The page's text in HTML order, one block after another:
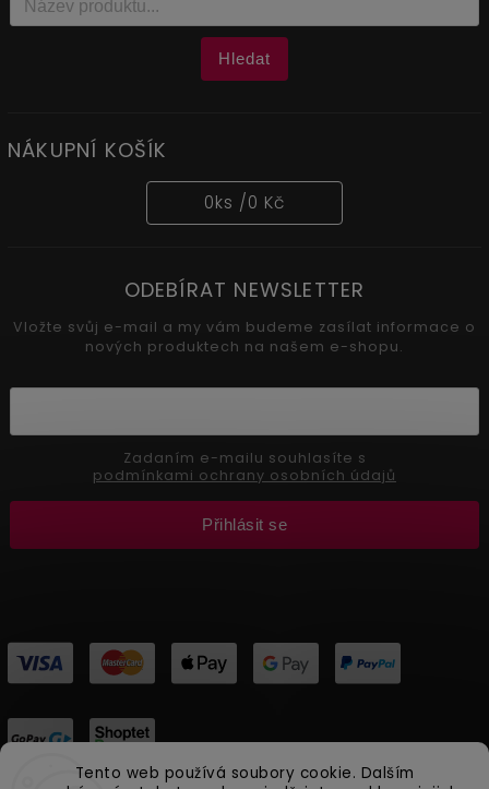
Tento web používá soubory cookie. Dalším
Hledat
NÁKUPNÍ KOŠÍK
0ks /0 Kč
ODEBÍRAT NEWSLETTER
Vložte svůj e-mail a my vám budeme zasílat informace o
nových produktech na našem e-shopu.
podmínkami ochrany osobních údajů
Přihlásit se